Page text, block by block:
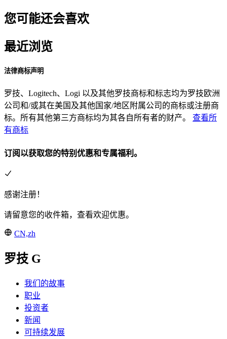
您可能还会喜欢
最近浏览
法律商标声明
罗技、Logitech、Logi 以及其他罗技商标和标志均为罗技欧洲
公司和/或其在美国及其他国家/地区附属公司的商标或注册商
标。所有其他第三方商标均为其各自所有者的财产。 查看所
有商标
订阅以获取您的特别优惠和专属福利。
感谢注册！
请留意您的收件箱，查看欢迎优惠。
CN,zh
罗技 G
我们的故事
职业
投资者
新闻
可持续发展